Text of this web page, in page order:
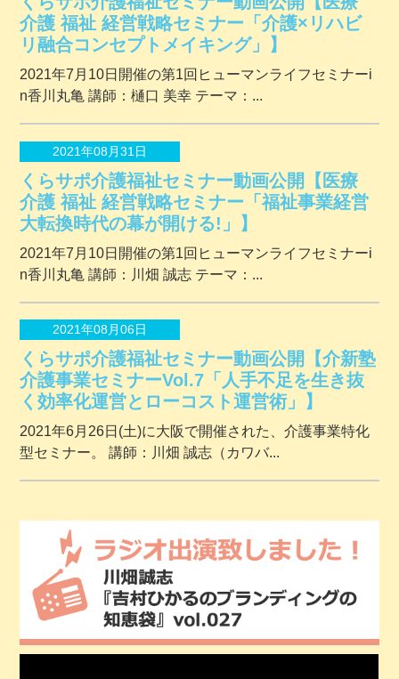
介護 福祉 経営戦略セミナー「介護×リハビ
リ融合コンセプトメイキング」】
2021年7月10日開催の第1回ヒューマンライフセミナーi
n香川丸亀 講師：樋口 美幸 テーマ：...
2021年08月31日
くらサポ介護福祉セミナー動画公開【医療
介護 福祉 経営戦略セミナー「福祉事業経営
大転換時代の幕が開ける!」】
2021年7月10日開催の第1回ヒューマンライフセミナーi
n香川丸亀 講師：川畑 誠志 テーマ：...
2021年08月06日
くらサポ介護福祉セミナー動画公開【介新塾
介護事業セミナーVol.7「人手不足を生き抜
く効率化運営とローコスト運営術」】
2021年6月26日(土)に大阪で開催された、介護事業特化
型セミナー。 講師：川畑 誠志（カワバ...